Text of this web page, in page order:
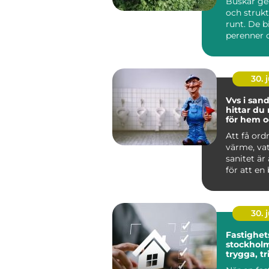
och
runt. De
perenner
30.
Vvs i
hittar du
för hem
Att få
värme,
sanitet är
för att en
30.
stockholm så
trygga,